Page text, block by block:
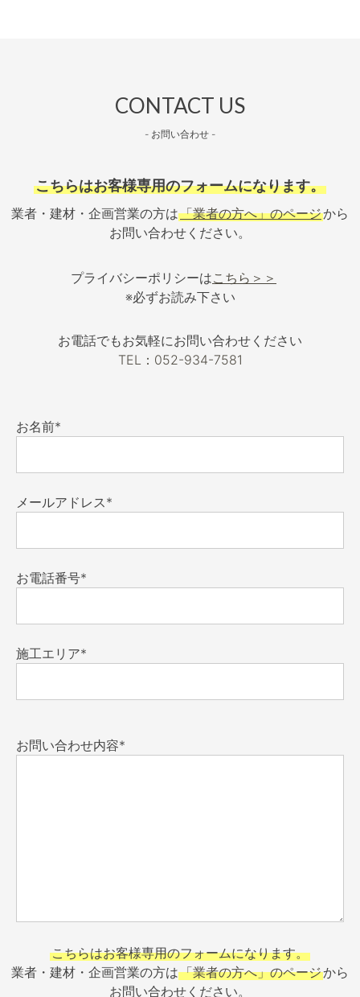
CONTACT US
- お問い合わせ -
こちらはお客様専用のフォームになります。
業者・建材・企画営業の方は「業者の方へ」のページから
お問い合わせください。
プライバシーポリシーはこちら＞＞
※必ずお読み下さい
お電話でもお気軽にお問い合わせください
TEL：052-934-7581
お名前*
メールアドレス*
お電話番号*
施工エリア*
お問い合わせ内容*
こちらはお客様専用のフォームになります。
業者・建材・企画営業の方は「業者の方へ」のページから
お問い合わせください。